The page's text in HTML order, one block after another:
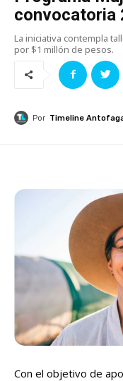
convocatoria
La iniciativa contempla
por $1 millón de pesos.
Por Timeline
Con el objetivo de